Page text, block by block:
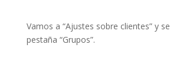
Vamos a “Ajustes sobre clientes” y
pestaña “Grupos”.